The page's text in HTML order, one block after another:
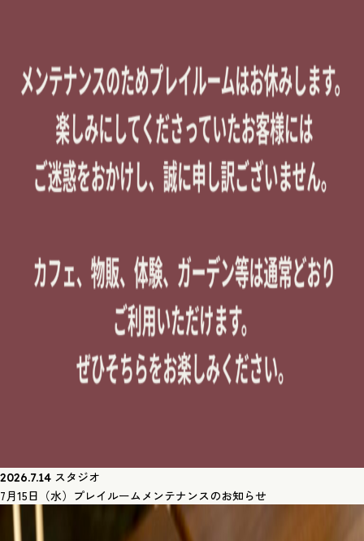
2026.7.14 スタジオ
7月15日（水）プレイルームメンテナンスのお知らせ